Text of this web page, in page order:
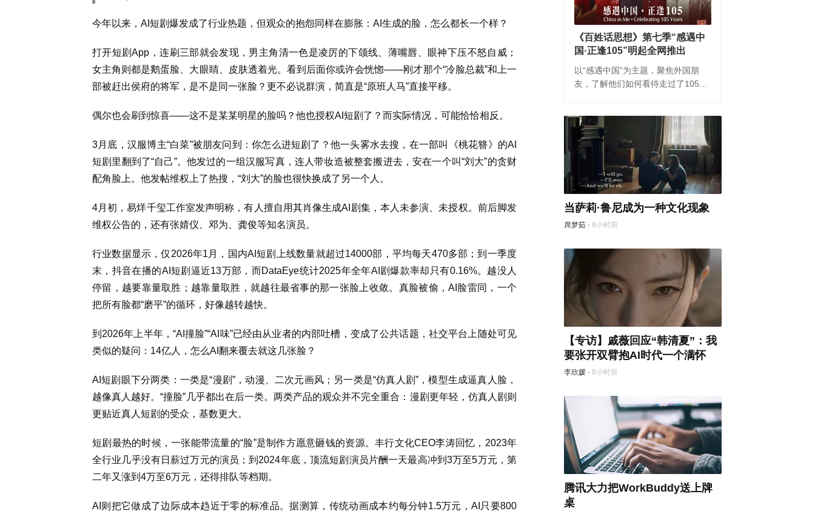
今年以来，AI短剧爆发成了行业热题，但观众的抱怨同样在膨胀：AI生成的脸，怎么都长一个样？
打开短剧App，连刷三部就会发现，男主角清一色是凌厉的下颌线、薄嘴唇、眼神下压不怒自威；
女主角则都是鹅蛋脸、大眼睛、皮肤透着光。看到后面你或许会恍惚——刚才那个“冷脸总裁”和上一
部被赶出侯府的将军，是不是同一张脸？更不必说群演，简直是“原班人马”直接平移。
偶尔也会刷到惊喜——这不是某某明星的脸吗？他也授权AI短剧了？而实际情况，可能恰恰相反。
3月底，汉服博主“白菜”被朋友问到：你怎么进短剧了？他一头雾水去搜，在一部叫《桃花簪》的AI
短剧里翻到了“自己”。他发过的一组汉服写真，连人带妆造被整套搬进去，安在一个叫“刘大”的贪财
配角脸上。他发帖维权上了热搜，“刘大”的脸也很快换成了另一个人。
4月初，易烊千玺工作室发声明称，有人擅自用其肖像生成AI剧集，本人未参演、未授权。前后脚发
维权公告的，还有张婧仪、邓为、龚俊等知名演员。
行业数据显示，仅2026年1月，国内AI短剧上线数量就超过14000部，平均每天470多部；到一季度
末，抖音在播的AI短剧逼近13万部，而DataEye统计2025年全年AI剧爆款率却只有0.16%。越没人
停留，越要靠量取胜；越靠量取胜，就越往最省事的那一张脸上收敛。真脸被偷，AI脸雷同，一个
把所有脸都“磨平”的循环，好像越转越快。
到2026年上半年，“AI撞脸”“AI味”已经由从业者的内部吐槽，变成了公共话题，社交平台上随处可见
类似的疑问：14亿人，怎么AI翻来覆去就这几张脸？
AI短剧眼下分两类：一类是“漫剧”，动漫、二次元画风；另一类是“仿真人剧”，模型生成逼真人脸，
越像真人越好。“撞脸”几乎都出在后一类。两类产品的观众并不完全重合：漫剧更年轻，仿真人剧则
更贴近真人短剧的受众，基数更大。
短剧最热的时候，一张能带流量的“脸”是制作方愿意砸钱的资源。丰行文化CEO李涛回忆，2023年
全行业几乎没有日薪过万元的演员；到2024年底，顶流短剧演员片酬一天最高冲到3万至5万元，第
二年又涨到4万至6万元，还得排队等档期。
AI则把它做成了边际成本趋近于零的标准品。据测算，传统动画成本约每分钟1.5万元，AI只要800
《百姓话思想》第七季“感遇中
国·正逢105”明起全网推出
以“感遇中国”为主题，聚焦外国朋
友，了解他们如何看待走过了105载
年度公平竞争审查抽查
当萨莉·鲁尼成为一种文化现象
席梦茹 · 8小时前
【专访】戚薇回应“韩清夏”：我
要张开双臂抱AI时代一个满怀
李欣媛 · 8小时前
腾讯大力把WorkBuddy送上牌
桌